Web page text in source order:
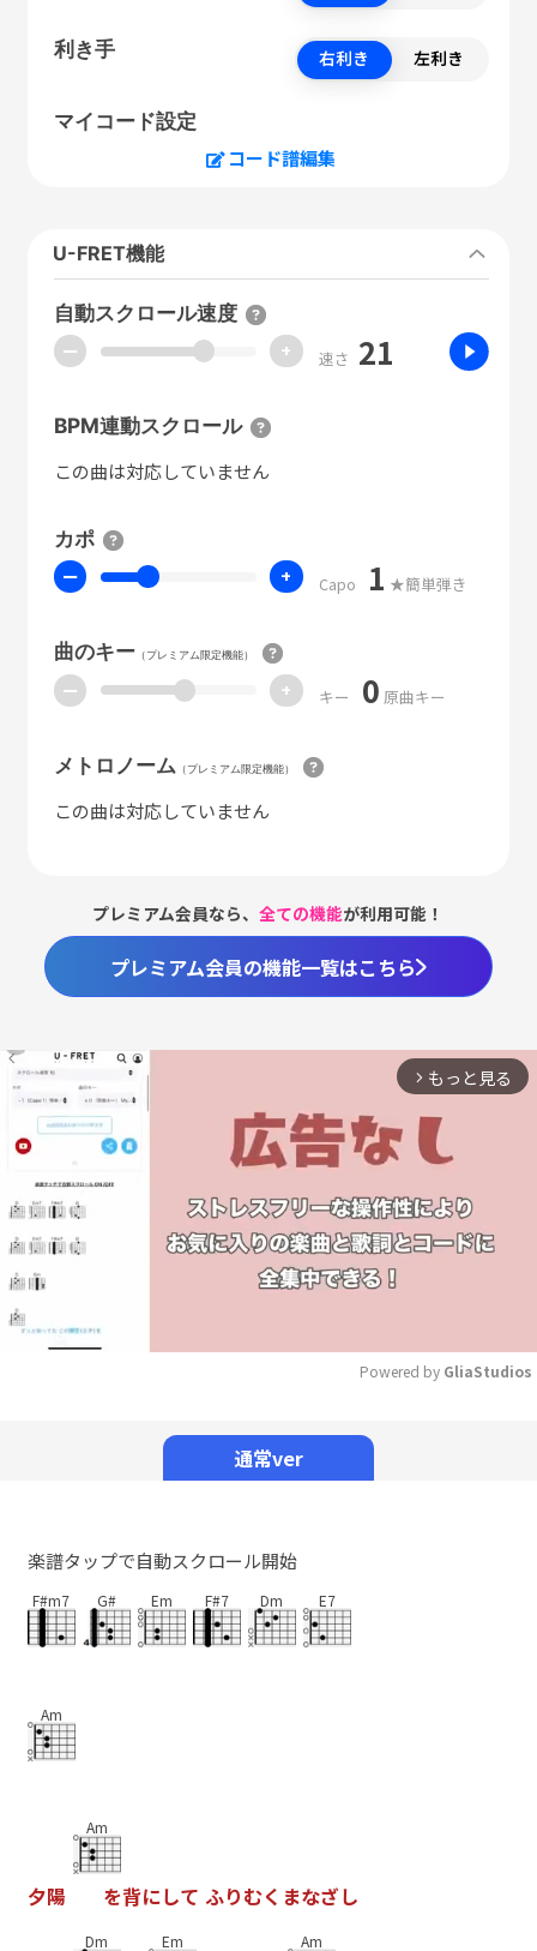
利き手 右利き 左利き
マイコード設定
コード譜編集
U-FRET機能
自動スクロール速度
ー + 速さ 21
BPM連動スクロール
この曲は対応していません
カポ
ー + Capo 1 ★簡単弾き
曲のキー（プレミアム限定機能）
ー + キー 0 原曲キー
メトロノーム （プレミアム限定機能）
この曲は対応していません
プレミアム会員なら、全ての機能が利用可能！
プレミアム会員の機能一覧はこちら
arrow_forward_ios もっと見る
Powered by GliaStudios
通常ver
楽譜タップで自動スクロール開始
F#m7 G# Em F#7 Dm E7
Am
夕陽
Am
を背にして ふりむく まなざし
Dm Em Am